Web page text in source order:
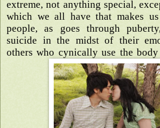
extreme, not anything special,
which we all have that makes
people, as goes through
suicide in the midst of their
others who cynically use the